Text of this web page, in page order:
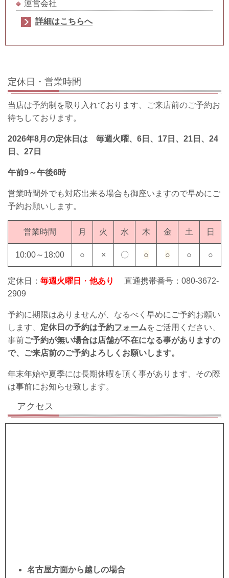
運営会社
詳細はこちらへ
定休日・営業時間
当店は予約制を取り入れております、ご来店前のご予約お
待ちしております。
2026年8月の定休日は 毎週火曜、6日、17日、21日、24
日、27日
午前9～午後6時
営業時間外でも対応出来る場合も御座いますので早めにご
予約お願いします。
営業時間 月 火 水 木 金 土 日
10:00～18:00 ○ × 〇 ○ ○ ○ ○
定休日： 毎週火曜日 ・ 他あり
直通携帯番号：080-3672-
2909
予約に期限はありませんが、なるべく早めにご予約お願い
します、 定休日の予約は予約フォームをご活用ください、
事前ご予約が無い場合は店舗が不在になる事がありますの
で、ご来店前のご予約よろしくお願いします。
年末年始や夏季には長期休暇を頂く事があります、その際
は事前にお知らせ致します。
アクセス
名古屋方面から越しの場合